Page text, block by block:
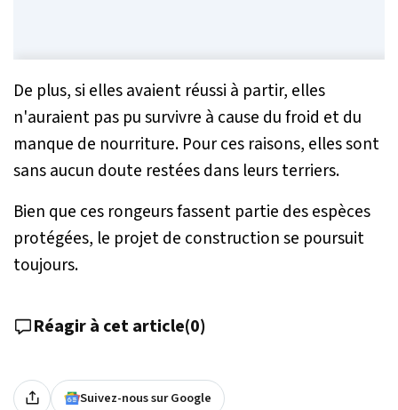
De plus, si elles avaient réussi à partir, elles
n'auraient pas pu survivre à cause du froid et du
manque de nourriture. Pour ces raisons, elles sont
sans aucun doute restées dans leurs terriers.
Bien que ces rongeurs fassent partie des espèces
protégées, le projet de construction se poursuit
toujours.
Réagir à cet article(0)
Suivez-nous sur Google